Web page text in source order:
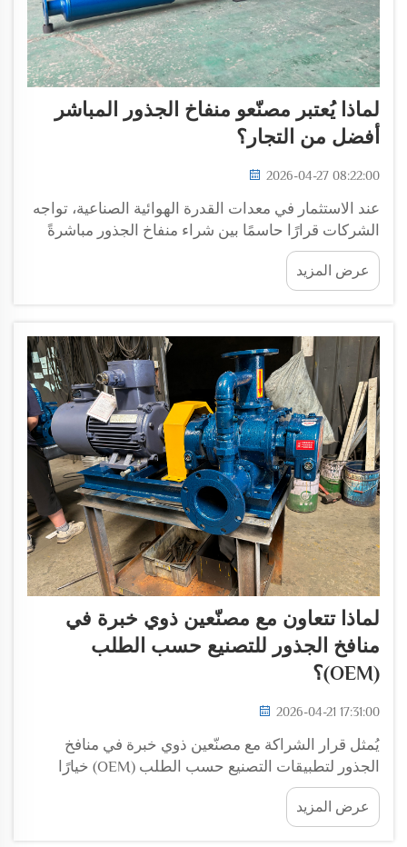
لماذا يُعتبر مصنّعو منفاخ الجذور المباشر
أفضل من التجار؟
2026-04-27 08:22:00
عند الاستثمار في معدات القدرة الهوائية الصناعية، تواجه
الشركات قرارًا حاسمًا بين شراء منفاخ الجذور مباشرةً
من المصنّعين أو التعامل عبر وسطاء تجاريين. ويؤثر هذا
الاختيار تأثيرًا كبيرًا على جودة المعدات، والمواصفات
الفنية...
عرض المزيد
لماذا تتعاون مع مصنّعين ذوي خبرة في
منافخ الجذور للتصنيع حسب الطلب
(OEM)؟
2026-04-21 17:31:00
يُمثل قرار الشراكة مع مصنّعين ذوي خبرة في منافخ
الجذور لتطبيقات التصنيع حسب الطلب (OEM) خيارًا
استراتيجيًّا بالغ الأهمية، قد يُحدِّد نجاح العمليات الصناعية
أو فشلها. وعندما تحتاج الشركات إلى معدات هوائية
موثوقة...
عرض المزيد